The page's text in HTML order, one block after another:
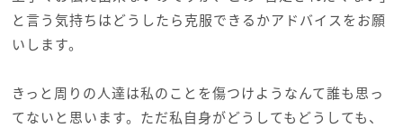
と言う気持ちはどうしたら克服できるかアドバイスをお願
いします。
きっと周りの人達は私のことを傷つけようなんて誰も思っ
てないと思います。ただ私自身がどうしてもどうしても、